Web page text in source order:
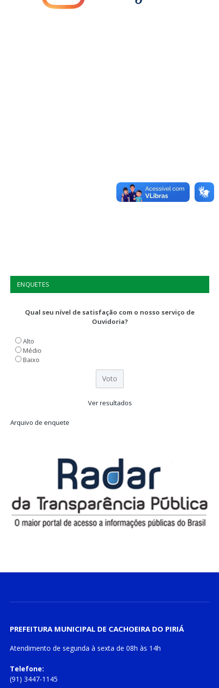
ENQUETES
Qual seu nível de satisfação com o nosso serviço de
Ouvidoria?
Alto
Médio
Baixo
Ver resultados
Arquivo de enquete
PREFEITURA MUNICIPAL DE CACHOEIRA DO PIRIÁ
Atendimento de segunda à sexta de 08h às 14h
Telefone:
(91) 3447-1145